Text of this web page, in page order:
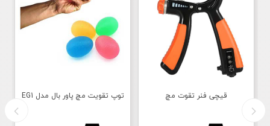
قیچی فنر تقوت مچ توپ تقویت مچ پاور بال مدل EG1